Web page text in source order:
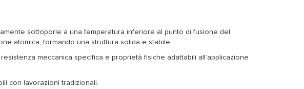
sottoporle a una temperatura inferiore al punto di fusione del
atomica, formando una struttura solida e stabile.
meccanica specifica e proprietà fisiche adattabili all’applicazione
con lavorazioni tradizionali.